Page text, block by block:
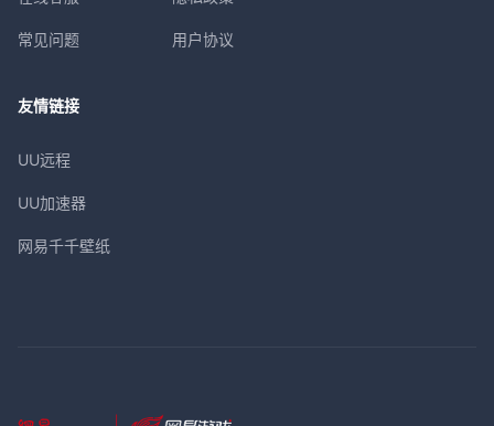
常见问题 用户协议
友情链接
UU远程
UU加速器
网易千千壁纸